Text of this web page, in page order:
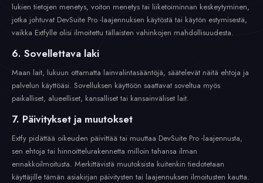
lukien tietojen menetys, voiton menetys tai liiketoiminnan keskeytyminen,
jotka johtuvat DevSuite Pro -laajennuksen käytöstä tai käytön estymisestä,
vaikka Extfylle olisi ilmoitettu tällaisten vahinkojen mahdollisuudesta.
6. Sovellettava laki
Maan lait, lukuun ottamatta lainvalintasääntöjä, säätelevät näitä ehtoja ja
palvelun käyttöäsi. Sovelluksen käyttöön saattavat soveltua myös
paikalliset, alueelliset, kansalliset tai kansainväliset lait.
7. Päivitykset ja muutokset
Extfy pidättää oikeuden päivittää tai muuttaa DevSuite Pro -laajennusta,
sen ehtoja tai hinnoittelurakennetta milloin tahansa ilman
ennakkoilmoitusta. Merkittävistä muutoksista kuitenkin tiedotetaan
käyttäjille tämän asiakirjan päivitysten tai laajennuksen ilmoitusten kautta.